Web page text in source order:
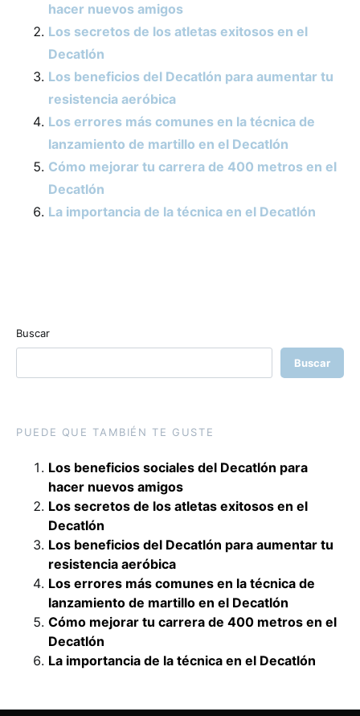
hacer nuevos amigos
Los secretos de los atletas exitosos en el
Decatlón
Los beneficios del Decatlón para aumentar tu
resistencia aeróbica
Los errores más comunes en la técnica de
lanzamiento de martillo en el Decatlón
Cómo mejorar tu carrera de 400 metros en el
Decatlón
La importancia de la técnica en el Decatlón
Buscar
Buscar
PUEDE QUE TAMBIÉN TE GUSTE
Los beneficios sociales del Decatlón para
hacer nuevos amigos
Los secretos de los atletas exitosos en el
Decatlón
Los beneficios del Decatlón para aumentar tu
resistencia aeróbica
Los errores más comunes en la técnica de
lanzamiento de martillo en el Decatlón
Cómo mejorar tu carrera de 400 metros en el
Decatlón
La importancia de la técnica en el Decatlón